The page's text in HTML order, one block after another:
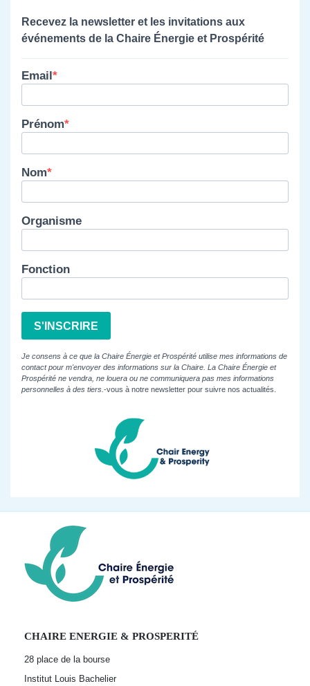
Recevez la newsletter et les invitations aux
événements de la Chaire Énergie et Prospérité
Email
Prénom
Nom
Organisme
Fonction
S'INSCRIRE
Je consens à ce que la Chaire Énergie et Prospérité utilise mes informations de
contact pour m'envoyer des informations sur la Chaire. La Chaire Énergie et
Prospérité ne vendra, ne louera ou ne communiquera pas mes informations
personnelles à des tiers. -vous à notre newsletter pour suivre nos actualités.
CHAIRE ENERGIE & PROSPERITÉ
28 place de la bourse
Institut Louis Bachelier